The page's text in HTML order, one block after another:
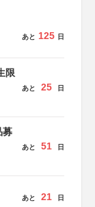
あと 125 日
限
あと 25 日
募
あと 51 日
あと 21 日